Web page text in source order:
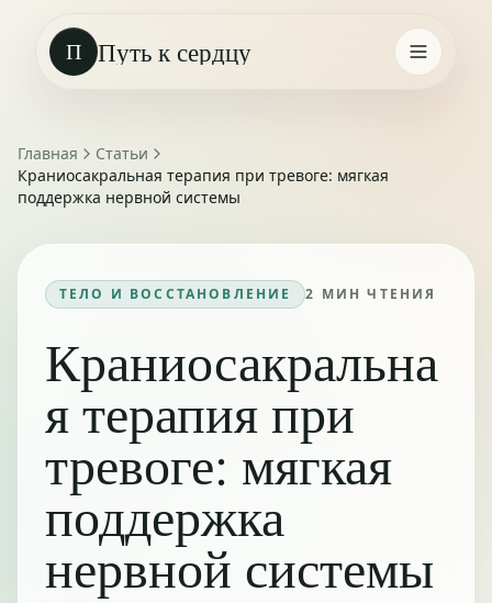
П Путь к сердцу
Главная
Статьи
Краниосакральная терапия при тревоге: мягкая
поддержка нервной системы
ТЕЛО И ВОССТАНОВЛЕНИЕ 2 МИН ЧТЕНИЯ
Краниосакральна
я терапия при
тревоге: мягкая
поддержка
нервной системы